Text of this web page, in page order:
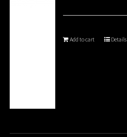
Add to cart Details